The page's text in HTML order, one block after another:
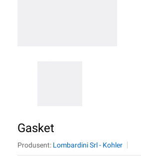
Gasket
Produsent: Lombardini Srl - Kohler